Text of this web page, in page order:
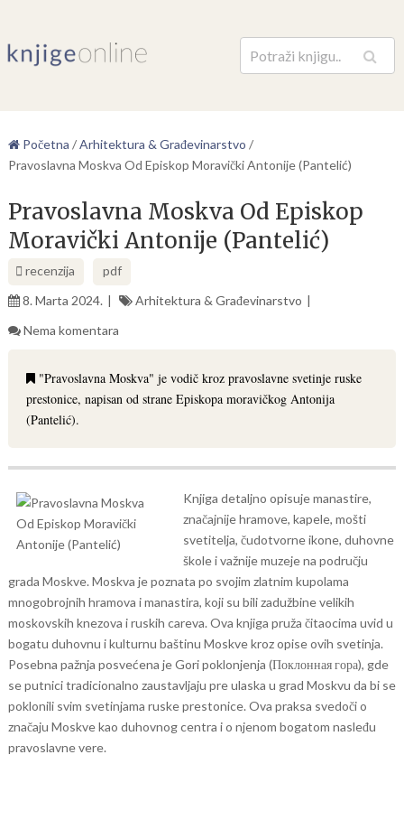
Pretraga
Početna /Arhitektura & Građevinarstvo /
Pravoslavna Moskva Od Episkop Moravički Antonije (Pantelić)
Pravoslavna Moskva Od Episkop
Moravički Antonije (Pantelić)
recenzija
pdf
8. Marta 2024.
Arhitektura & Građevinarstvo
Nema komentara
"Pravoslavna Moskva" je vodič kroz pravoslavne svetinje ruske
prestonice, napisan od strane Episkopa moravičkog Antonija
(Pantelić).
Knjiga detaljno opisuje manastire,
značajnije hramove, kapele, mošti
svetitelja, čudotvorne ikone, duhovne
škole i važnije muzeje na području
grada Moskve. Moskva je poznata po svojim zlatnim kupolama
mnogobrojnih hramova i manastira, koji su bili zadužbine velikih
moskovskih knezova i ruskih careva. Ova knjiga pruža čitaocima uvid u
bogatu duhovnu i kulturnu baštinu Moskve kroz opise ovih svetinja.
Posebna pažnja posvećena je Gori poklonjenja (Поклонная гора), gde
se putnici tradicionalno zaustavljaju pre ulaska u grad Moskvu da bi se
poklonili svim svetinjama ruske prestonice. Ova praksa svedoči o
značaju Moskve kao duhovnog centra i o njenom bogatom nasleđu
pravoslavne vere.